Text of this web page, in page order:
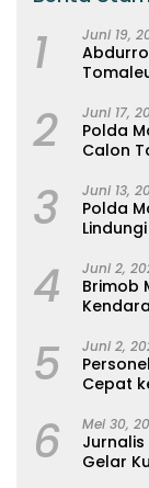
1 Juni 19,
2 Juni 17,
Polda
Calon
3 Juni 13,
Polda
4 Juni 2,
Brimob
5 Juni 2,
Cepat
6 Mei 30,
Gelar